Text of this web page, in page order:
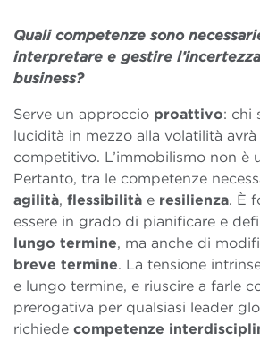
Quali competenze sono
interpretare e gestire
business?
Serve un approccio proattivo: chi
lucidità in mezzo alla volatilità
competitivo. L’immobilismo non è
Pertanto, tra le competenze
agilità, flessibilità e resilienza. È
essere in grado di pianificare e
lungo termine, ma anche di
breve termine. La tensione
e lungo termine, e riuscire a farle
prerogativa per qualsiasi leader
richiede competenze